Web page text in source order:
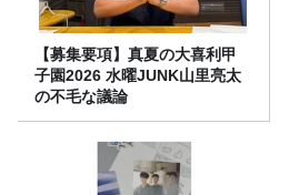
【募集要項】真夏の大喜利甲
子園2026 水曜JUNK山里亮太
の不毛な議論